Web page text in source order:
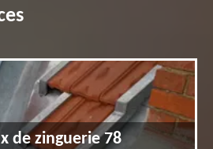
de zinguerie 78